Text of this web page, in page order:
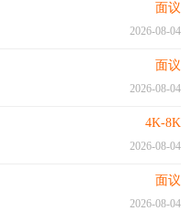
面议
2026-08-04
面议
2026-08-04
4K-8K
2026-08-04
面议
2026-08-04